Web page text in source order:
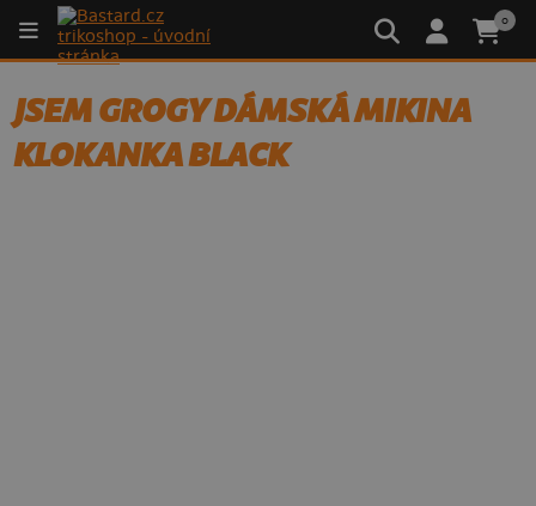
0
JSEM GROGY DÁMSKÁ MIKINA
KLOKANKA BLACK